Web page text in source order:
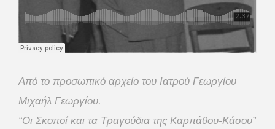
Από το προσωπικό αρχείο του Ιατρού Γεωργίου
Μιχαήλ Γεωργίου.
“Oι Σκοποί και τα Τραγούδια της Καρπάθου-Κάσου”